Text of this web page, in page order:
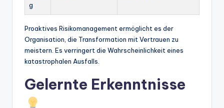
g
Proaktives Risikomanagement ermöglicht es der
Organisation, die Transformation mit Vertrauen zu
meistern. Es verringert die Wahrscheinlichkeit eines
katastrophalen Ausfalls.
Gelernte Erkenntnisse